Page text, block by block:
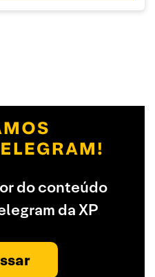
do conteúdo
da XP